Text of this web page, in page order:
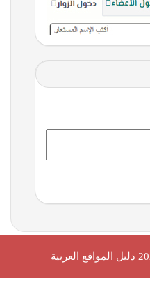
دليل المواقع العربية